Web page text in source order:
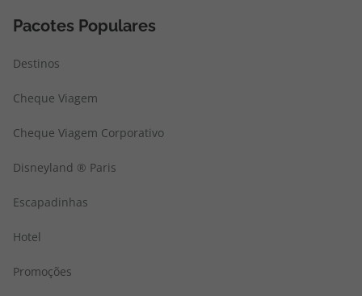
Pacotes Populares
Destinos
Cheque Viagem
Cheque Viagem Corporativo
Disneyland ® Paris
Escapadinhas
Hotel
Promoções